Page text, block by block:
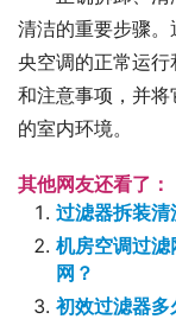
清洁的重要步骤
央空调的正常运
和注意事项，并
的室内环境。
其他网友还看了：
过滤器拆装
机房空调过
网？
初效过滤器多